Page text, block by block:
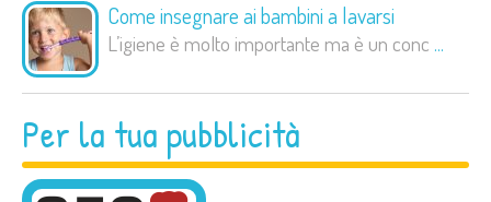
Come insegnare ai bambini a lavarsi
L’igiene è molto importante ma è un conc ...
Per la tua pubblicità